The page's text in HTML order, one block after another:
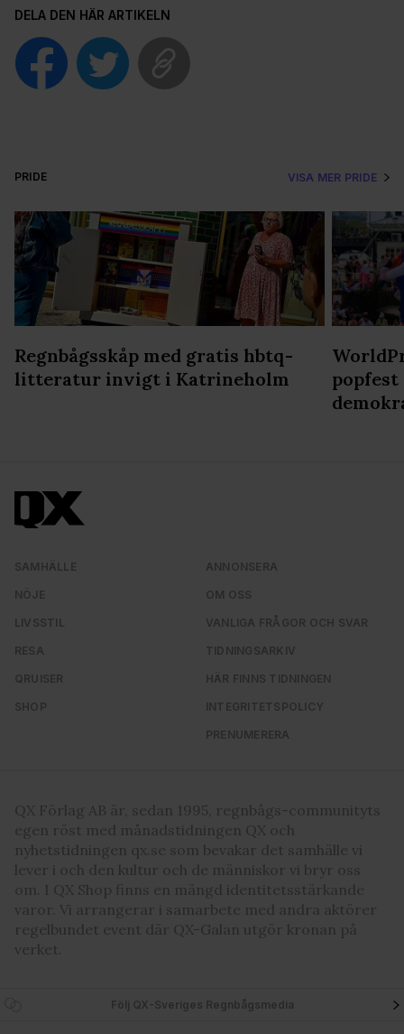
DELA DEN HÄR ARTIKELN
PRIDE VISA MER PRIDE
Regnbågsskåp med gratis hbtq-
litteratur invigt i Katrineholm
SAMHÄLLE
NÖJE
LIVSSTIL
RESA
QRUISER
SHOP
ANNONSERA
OM OSS
VANLIGA FRÅGOR OCH SVAR
TIDNINGSARKIV
HÄR FINNS TIDNINGEN
INTEGRITETSPOLICY
PRENUMERERA
QX Förlag AB är, sedan 1995, regnbågs-communityts
egen röst med månadstidningen QX och
nyhetstidningen qx.se som bevakar det samhälle vi
lever i och den kultur och de människor vi bryr oss
om. I QX Shop finns en mängd identitetsstärkande
varor. Vi arrangerar i samarbete med andra aktörer
regelbundet event där QX-Galan utgör kronan på
verket.
Följ QX-Sveriges Regnbågsmedia